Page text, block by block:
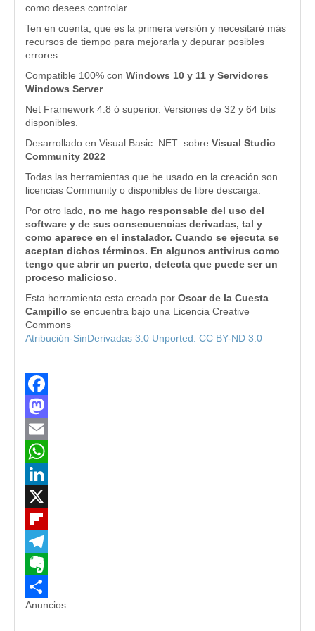
como desees controlar.
Ten en cuenta, que es la primera versión y necesitaré más
recursos de tiempo para mejorarla y depurar posibles
errores.
Compatible 100% con Windows 10 y 11 y Servidores
Windows Server
Net Framework 4.8 ó superior. Versiones de 32 y 64 bits
disponibles.
Desarrollado en Visual Basic .NET sobre Visual Studio
Community 2022
Todas las herramientas que he usado en la creación son
licencias Community o disponibles de libre descarga.
Por otro lado, no me hago responsable del uso del
software y de sus consecuencias derivadas, tal y
como aparece en el instalador. Cuando se ejecuta se
aceptan dichos términos. En algunos antivirus como
tengo que abrir un puerto, detecta que puede ser un
proceso malicioso.
Esta herramienta esta creada por Oscar de la Cuesta
Campillo se encuentra bajo una Licencia Creative
Commons
Atribución-SinDerivadas 3.0 Unported. CC BY-ND 3.0
Facebook
Mastodon
Email
WhatsApp
LinkedIn
Flipboard
Telegram
Evernote
Compartir
Anuncios